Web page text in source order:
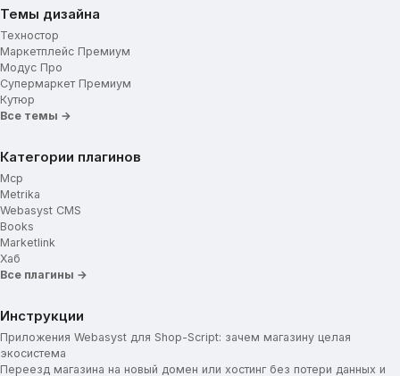
Темы дизайна
Техностор
Маркетплейс Премиум
Модус Про
Супермаркет Премиум
Кутюр
Все темы →
Категории плагинов
Mcp
Metrika
Webasyst CMS
Books
Marketlink
Хаб
Все плагины →
Инструкции
Приложения Webasyst для Shop-Script: зачем магазину целая
экосистема
Переезд магазина на новый домен или хостинг без потери данных и